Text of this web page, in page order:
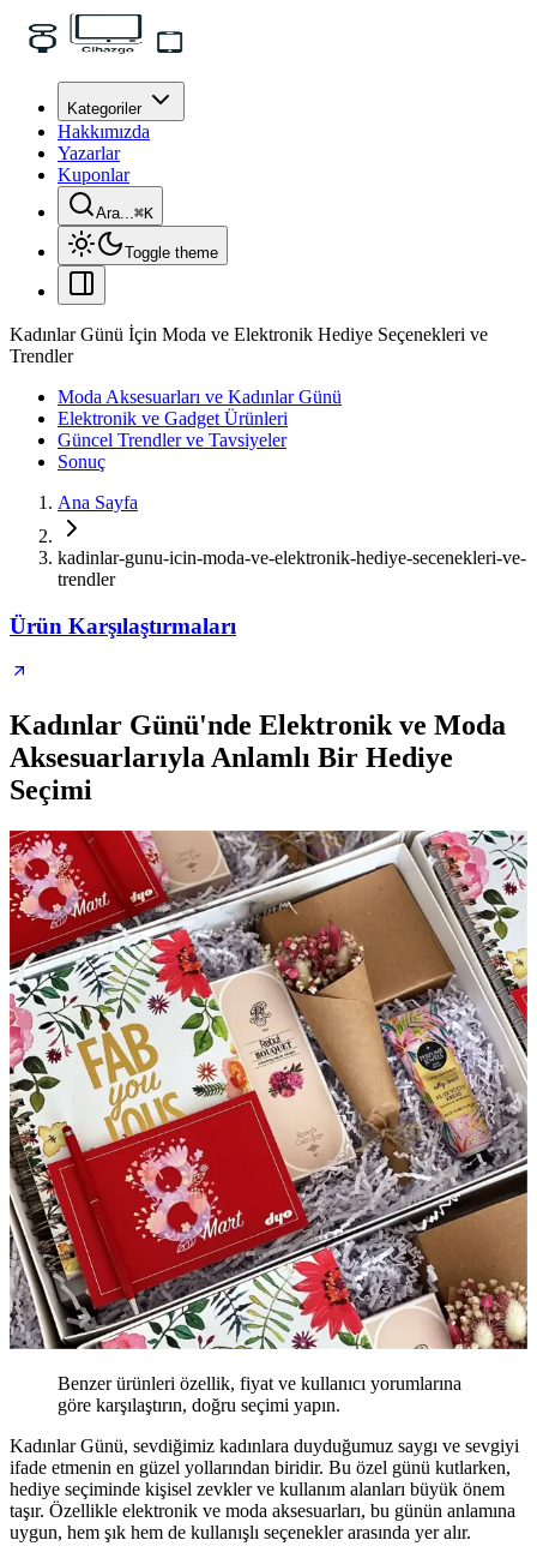
Kategoriler
Hakkımızda
Yazarlar
Kuponlar
Ara...⌘K
Toggle theme
Kadınlar Günü İçin Moda ve Elektronik Hediye Seçenekleri ve
Trendler
Moda Aksesuarları ve Kadınlar Günü
Elektronik ve Gadget Ürünleri
Güncel Trendler ve Tavsiyeler
Sonuç
Ana Sayfa
kadinlar-gunu-icin-moda-ve-elektronik-hediye-secenekleri-ve-
trendler
Ürün Karşılaştırmaları
Kadınlar Günü'nde Elektronik ve Moda
Aksesuarlarıyla Anlamlı Bir Hediye
Seçimi
Benzer ürünleri özellik, fiyat ve kullanıcı yorumlarına
göre karşılaştırın, doğru seçimi yapın.
Kadınlar Günü, sevdiğimiz kadınlara duyduğumuz saygı ve sevgiyi
ifade etmenin en güzel yollarından biridir. Bu özel günü kutlarken,
hediye seçiminde kişisel zevkler ve kullanım alanları büyük önem
taşır. Özellikle elektronik ve moda aksesuarları, bu günün anlamına
uygun, hem şık hem de kullanışlı seçenekler arasında yer alır.